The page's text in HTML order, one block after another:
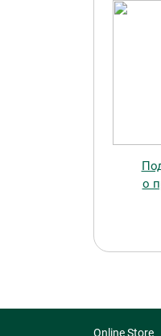
о
Online Store